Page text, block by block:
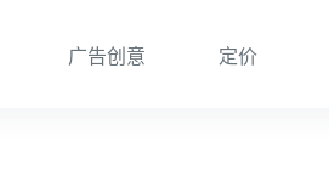
广告创意 定价